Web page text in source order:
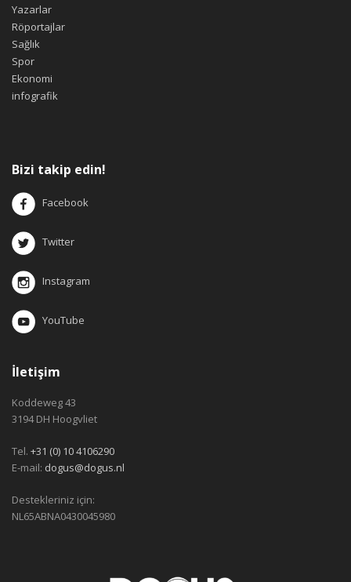
Yazarlar
Röportajlar
Sağlık
Spor
Ekonomi
infografik
Bizi takip edin!
Facebook
Twitter
Instagram
YouTube
İletişim
Koddeweg 43
3194 DH Hoogvliet
Tel. +31 (0) 10 4106290
E-mail: dogus@dogus.nl
Destekleriniz için:
NL65ABNA0430045980